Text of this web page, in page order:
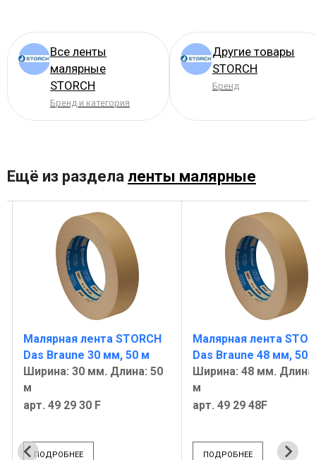
Все ленты
малярные
STORCH
Бренд и категория
Другие товары
STORCH
Бренд
Ещё из раздела ленты малярные
Малярная лента STORCH
Das Braune 30 мм, 50 м
Ширина: 30 мм. Длина: 50
м
арт. 49 29 30 F
ПОДРОБНЕЕ
Малярная лента
Das Braune 48 мм, 50
Ширина: 48 мм.
м
арт. 49 29 48F
ПОДРОБНЕЕ